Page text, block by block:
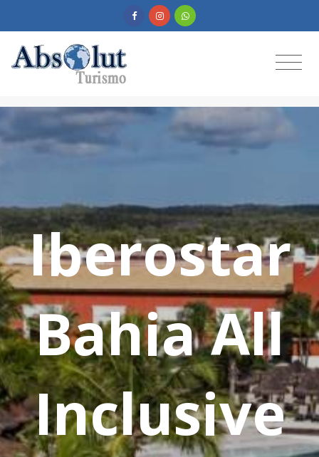
Iberostar
Bahia All
Inclusive